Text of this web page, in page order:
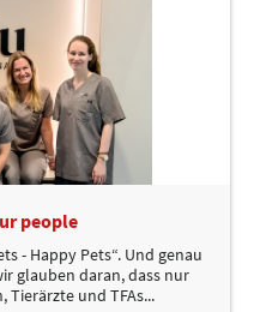
people
- Happy Pets“. Und genau
glauben daran, dass nur
Tierärzte und TFAs...